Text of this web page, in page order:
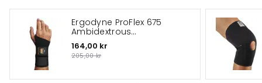
Ergodyne ProFlex 675
Ambidextrous
handledsstöd med
dubbla band
164,00 kr
205,00 kr